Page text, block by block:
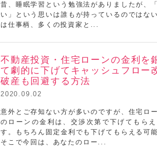
浦田健ミニセミナー
昔、睡眠学習という勉強法がありましたが、
い」という思いは誰もが持っているのではな
は仕事柄、多くの投資家と...
浦田健ミニセミナー
不動産投資・住宅ローンの金利を
て劇的に下げてキャッシュフロー
破産も回避する方法
2020.09.02
意外とご存知ない方が多いのですが、住宅ロ
のローンの金利は、交渉次第で下げてもらえ
す。もちろん固定金利でも下げてもらえる可
そこで今回は、あなたのロー...